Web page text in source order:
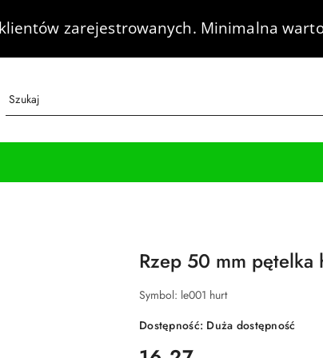
zarejestrowanych. Minimalna
Rzep 50 mm pętelka
Symbol: le001 hurt
Dostępność: Duża dostępność